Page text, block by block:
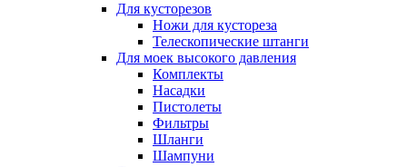
Для кусторезов
Ножи для кустореза
Телескопические штанги
Для моек высокого давления
Комплекты
Насадки
Пистолеты
Фильтры
Шланги
Шампуни